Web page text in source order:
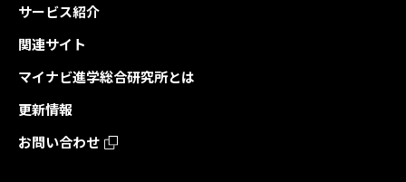
サービス紹介
関連サイト
マイナビ進学総合研究所とは
更新情報
お問い合わせ